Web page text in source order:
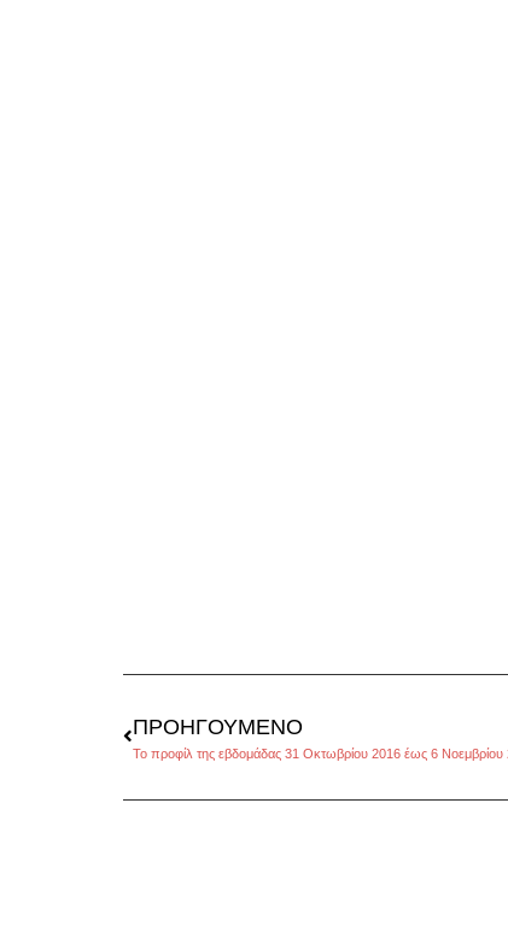
ΠΡΟΗΓΟΎΜΕΝΟ
Το προφίλ της εβδομάδας 31 Οκτωβρίου 2016 έως 6